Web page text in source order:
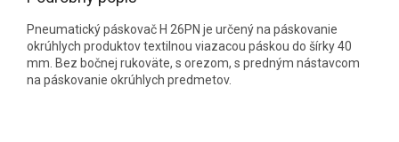
Pneumatický páskovač H 26PN je určený na páskovanie
okrúhlych produktov textilnou viazacou páskou do šírky 40
mm. Bez bočnej rukoväte, s orezom, s predným nástavcom
na páskovanie okrúhlych predmetov.